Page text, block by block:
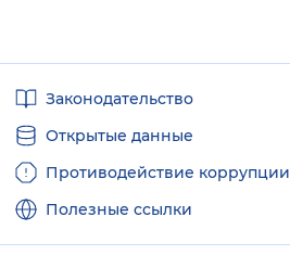
ссылкиЗаконодательство
Открытые данные
Противодействие коррупции
Полезные ссылки